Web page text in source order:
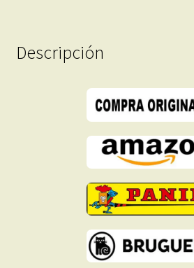
En
Formato
Descripción